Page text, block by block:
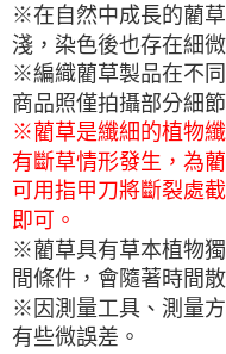
※在自然中成長的藺
淺，染色後也存在細
※編織藺草製品在不
商品照僅拍攝部分細
※藺草是纖細的植物
有斷草情形發生，為
可用指甲刀將斷裂處
即可。
※藺草具有草本植物
間條件，會隨著時間散
※因測量工具、測量
有些微誤差。